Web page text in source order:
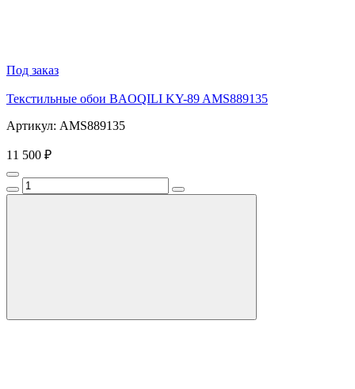
Под заказ
Текстильные обои BAOQILI KY-89 AMS889135
Артикул: AMS889135
11 500 ₽